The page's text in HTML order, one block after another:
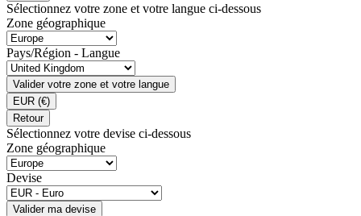
Sélectionnez votre zone et votre langue ci-dessous
Zone géographique
Pays/Région - Langue
Valider votre zone et votre langue
EUR (€)
Retour
Sélectionnez votre devise ci-dessous
Zone géographique
Devise
Valider ma devise